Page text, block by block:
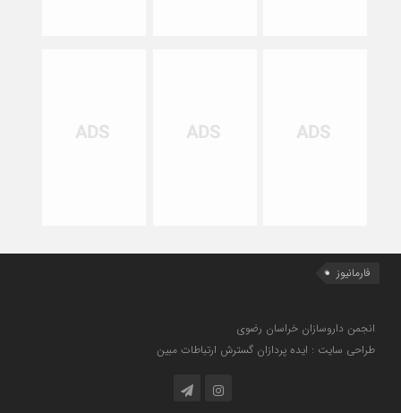
فارمانیوز
انجمن داروسازان خراسان رضوی
طراحی سایت : ایده پردازان گسترش ارتباطات مبین